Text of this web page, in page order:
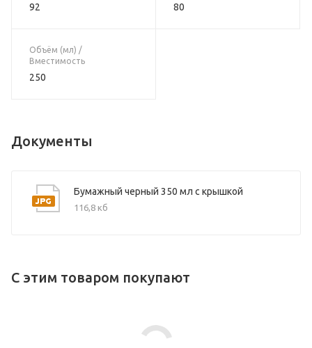
92 80
Объём (мл) /
Вместимость
250
Документы
Бумажный черный 350 мл с крышкой
116,8 кб
С этим товаром покупают